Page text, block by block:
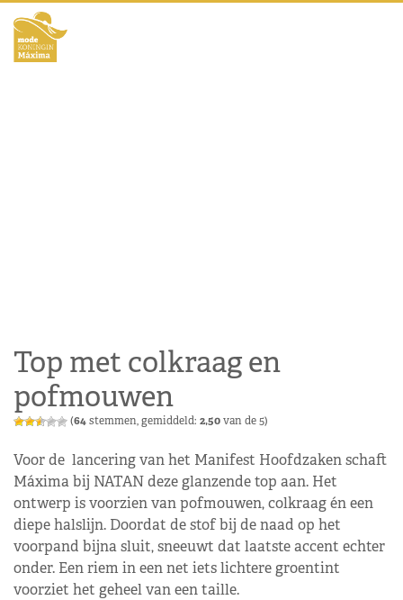
Top met colkraag en
pofmouwen
(64stemmen, gemiddeld: 2,50van de 5)
Voor de lancering van het Manifest Hoofdzaken schaft
Máxima bij NATAN deze glanzende top aan. Het
ontwerp is voorzien van pofmouwen, colkraag én een
diepe halslijn. Doordat de stof bij de naad op het
voorpand bijna sluit, sneeuwt dat laatste accent echter
onder. Een riem in een net iets lichtere groentint
voorziet het geheel van een taille.